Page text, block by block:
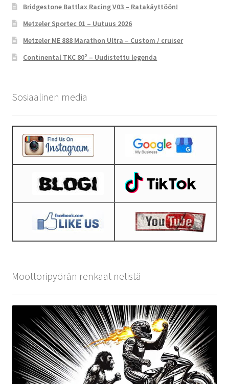
Bridgestone Battlax Racing V03 – Ratakäyttöön!
Metzeler Sportec 01 – Uutuus 2026
Metzeler ME 888 Marathon Ultra – Custom / cruiser
Continental TKC 80² – Uudistettu legenda
Sosiaalinen media
Moottoripyörän renkaat netistä